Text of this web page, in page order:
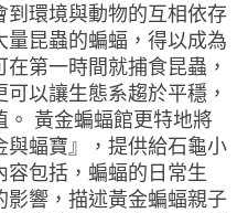
到環境與動物的互相依存
量昆蟲的蝙蝠，得以成為
第一時間就捕食昆蟲，
以讓生態系趨於平穩，
。 黃金蝙蝠館更特地將
與蝠寶』，提供給石龜小
容包括，蝙蝠的日常生
影響，描述黃金蝙蝠親子